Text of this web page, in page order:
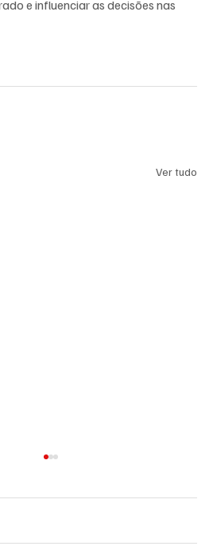
e influenciar as decisões nas
Ver tudo